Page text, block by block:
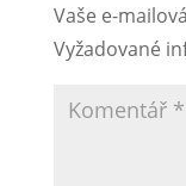
Vaše e-
Vyžadované